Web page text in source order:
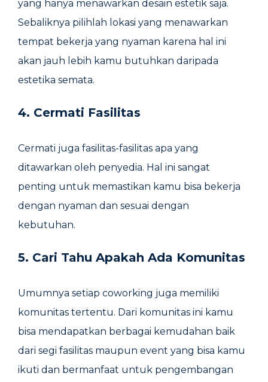
yang hanya menawarkan desain estetik saja.
Sebaliknya pilihlah lokasi yang menawarkan
tempat bekerja yang nyaman karena hal ini
akan jauh lebih kamu butuhkan daripada
estetika semata.
4. Cermati Fasilitas
Cermati juga fasilitas-fasilitas apa yang
ditawarkan oleh penyedia. Hal ini sangat
penting untuk memastikan kamu bisa bekerja
dengan nyaman dan sesuai dengan
kebutuhan.
5. Cari Tahu Apakah Ada Komunitas
Umumnya setiap coworking juga memiliki
komunitas tertentu. Dari komunitas ini kamu
bisa mendapatkan berbagai kemudahan baik
dari segi fasilitas maupun event yang bisa kamu
ikuti dan bermanfaat untuk pengembangan